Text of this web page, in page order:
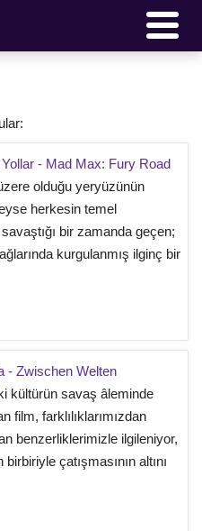
Yollar - Mad Max: Fury Road
olduğu yeryüzünün
herkesin temel
bir zamanda geçen;
kurgulanmış ilginç bir
- Zwischen Welten
kültürün savaş âleminde
film, farklılıklarımızdan
benzerliklerimizle ilgileniyor,
çatışmasının altını